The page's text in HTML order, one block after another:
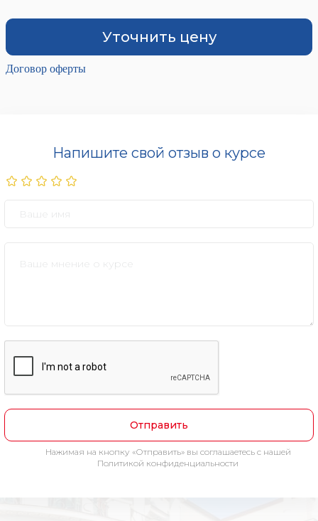
Уточнить цену
Договор оферты
Напишите свой отзыв о курсе
Отправить
Нажимая на кнопку «Отправить» вы соглашаетесь с нашей
Политикой конфиденциальности